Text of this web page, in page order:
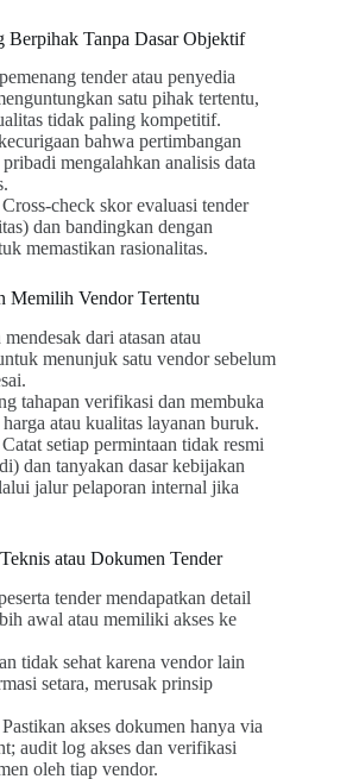
Berpihak Tanpa Dasar Objektif
tender atau penyedia
satu pihak tertentu,
tidak paling kompetitif.
bahwa pertimbangan
mengalahkan analisis data
Cross-check skor evaluasi tender
dan bandingkan dengan
memastikan rasionalitas.
Memilih Vendor Tertentu
dari atasan atau
menunjuk satu vendor sebelum
tahapan verifikasi dan membuka
atau kualitas layanan buruk.
Catat setiap permintaan tidak resmi
dan tanyakan dasar kebijakan
jalur pelaporan internal jika
atau Dokumen Tender
tender mendapatkan detail
awal atau memiliki akses ke
tidak sehat karena vendor lain
setara, merusak prinsip
Pastikan akses dokumen hanya via
audit log akses dan verifikasi
oleh tiap vendor.